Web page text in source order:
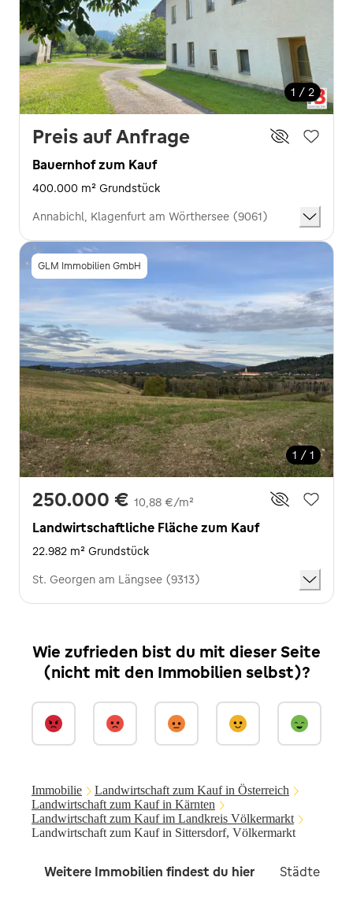
1 / 2
Preis auf Anfrage
Bauernhof zum Kauf
400.000 m² Grundstück
Annabichl, Klagenfurt am Wörthersee (9061)
GLM Immobilien GmbH
1 / 1
250.000 € 10,88 €/m²
Landwirtschaftliche Fläche zum Kauf
22.982 m² Grundstück
St. Georgen am Längsee (9313)
Wie zufrieden bist du mit dieser Seite
(nicht mit den Immobilien selbst)?
Immobilie
Landwirtschaft zum Kauf in Österreich
Landwirtschaft zum Kauf in Kärnten
Landwirtschaft zum Kauf im Landkreis Völkermarkt
Landwirtschaft zum Kauf in Sittersdorf, Völkermarkt
Weitere Immobilien findest du hier Städte in